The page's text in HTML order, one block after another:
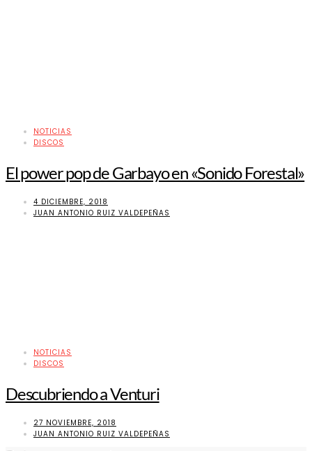
NOTICIAS
DISCOS
El power pop de Garbayo en «Sonido Forestal»
4 DICIEMBRE, 2018
JUAN ANTONIO RUIZ VALDEPEÑAS
NOTICIAS
DISCOS
Descubriendo a Venturi
27 NOVIEMBRE, 2018
JUAN ANTONIO RUIZ VALDEPEÑAS